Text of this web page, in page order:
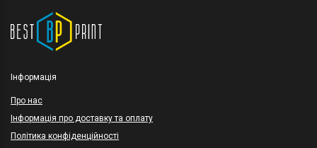
Інформація
Про нас
Інформація про доставку та оплату
Політика конфіденційності